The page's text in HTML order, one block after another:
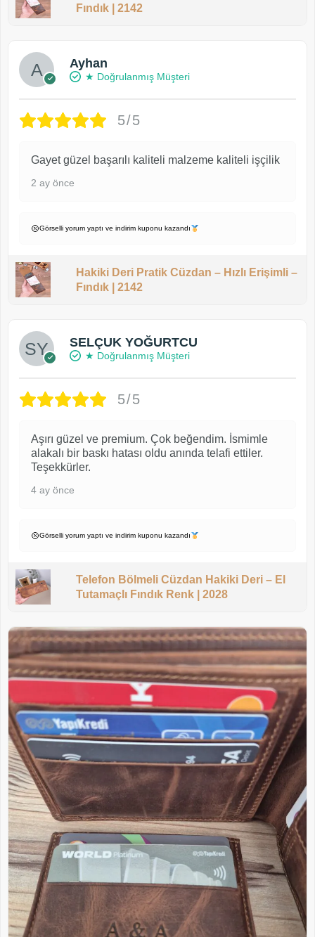
Fındık | 2142
Ayhan
★ Doğrulanmış Müşteri
5/5
Gayet güzel başarılı kaliteli malzeme kaliteli işçilik
2 ay önce
Görselli yorum yaptı ve indirim kuponu kazandı
Hakiki Deri Pratik Cüzdan – Hızlı Erişimli –
Fındık | 2142
SELÇUK YOĞURTCU
★ Doğrulanmış Müşteri
5/5
Aşırı güzel ve premium. Çok beğendim. İsmimle
alakalı bir baskı hatası oldu anında telafi ettiler.
Teşekkürler.
4 ay önce
Görselli yorum yaptı ve indirim kuponu kazandı
Telefon Bölmeli Cüzdan Hakiki Deri – El
Tutamaçlı Fındık Renk | 2028